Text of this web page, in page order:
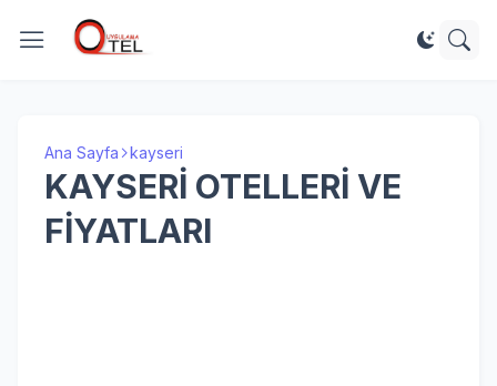
Ana Sayfa kayseri
KAYSERİ OTELLERİ VE
FİYATLARI